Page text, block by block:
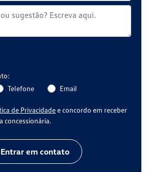
Telefone Email
de Privacidadee concordo em receber
concessionária.
Entrar em contato